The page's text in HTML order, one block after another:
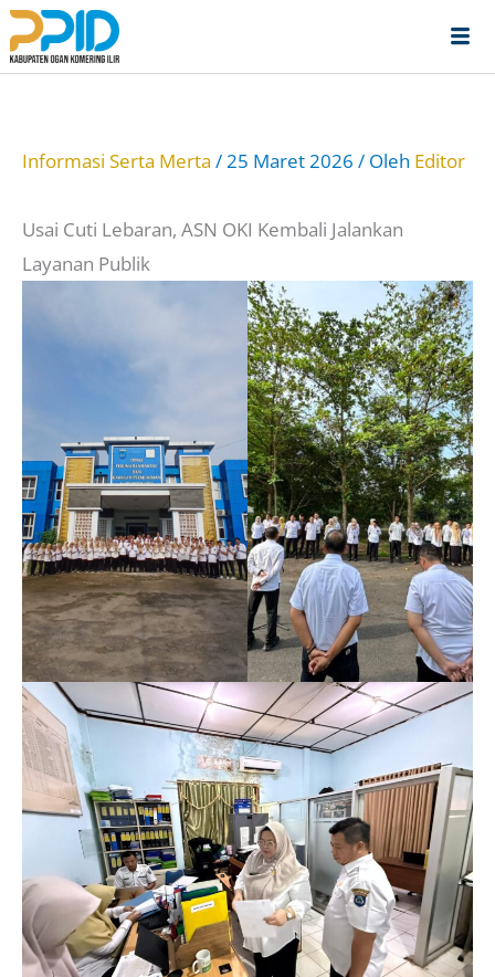
Lewati
ke
Informasi Serta Merta /25 Maret 2026 / Oleh Editor
Usai Cuti Lebaran, ASN OKI Kembali Jalankan
Layanan Publik